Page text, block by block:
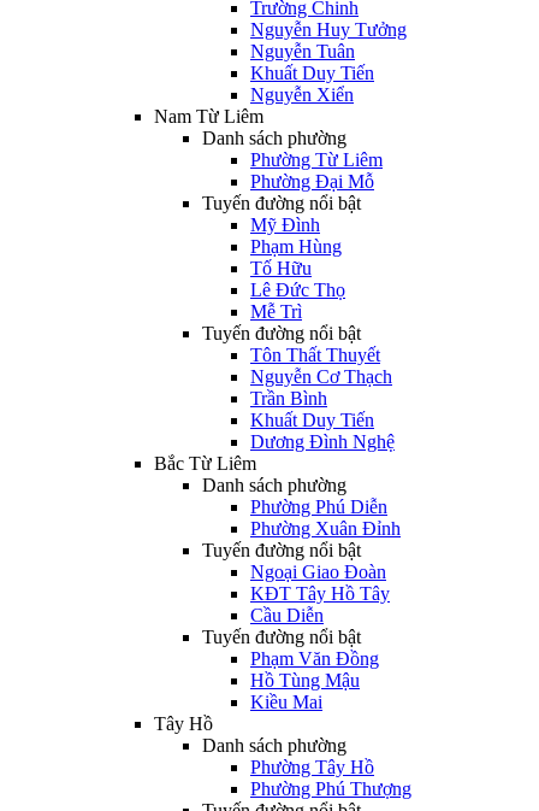
Trường Chinh
Nguyễn Huy Tưởng
Nguyễn Tuân
Khuất Duy Tiến
Nguyễn Xiển
Nam Từ Liêm
Danh sách phường
Phường Từ Liêm
Phường Đại Mỗ
Tuyến đường nổi bật
Mỹ Đình
Phạm Hùng
Tố Hữu
Lê Đức Thọ
Mễ Trì
Tuyến đường nổi bật
Tôn Thất Thuyết
Nguyễn Cơ Thạch
Trần Bình
Khuất Duy Tiến
Dương Đình Nghệ
Bắc Từ Liêm
Danh sách phường
Phường Phú Diễn
Phường Xuân Đỉnh
Tuyến đường nổi bật
Ngoại Giao Đoàn
KĐT Tây Hồ Tây
Cầu Diễn
Tuyến đường nổi bật
Phạm Văn Đồng
Hồ Tùng Mậu
Kiều Mai
Tây Hồ
Danh sách phường
Phường Tây Hồ
Phường Phú Thượng